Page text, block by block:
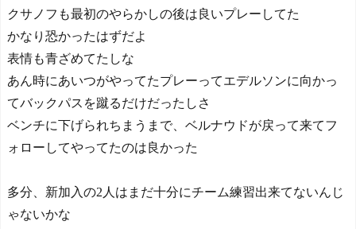
クサノフも最初のやらかしの後は良いプレーしてた
かなり恐かったはずだよ
表情も青ざめてたしな
あん時にあいつがやってたプレーってエデルソンに向かっ
てバックパスを蹴るだけだったしさ
ベンチに下げられちまうまで、ベルナウドが戻って来てフ
ォローしてやってたのは良かった
多分、新加入の2人はまだ十分にチーム練習出来てないんじ
ゃないかな